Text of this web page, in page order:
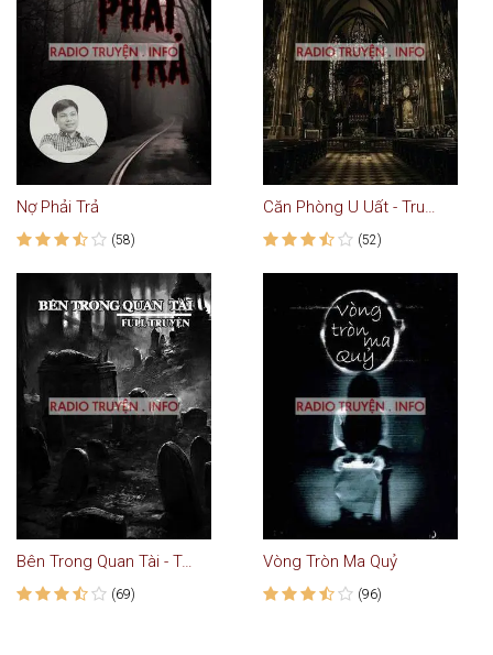
Nợ Phải Trả
(58)
Căn Phòng U Uất - Truyện Kinh Dị
(52)
Bên Trong Quan Tài - Truyện Ma
(69)
Vòng Tròn Ma Quỷ
(96)